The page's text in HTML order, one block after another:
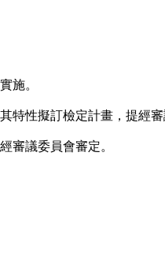
施。
性擬訂檢定計畫，提經審
審議委員會審定。